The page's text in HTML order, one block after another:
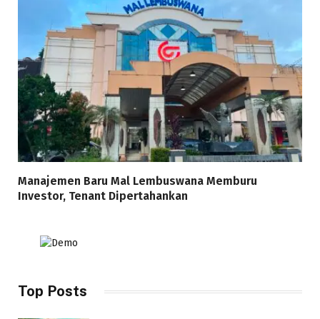
Manajemen Baru Mal Lembuswana Memburu
Investor, Tenant Dipertahankan
Top Posts